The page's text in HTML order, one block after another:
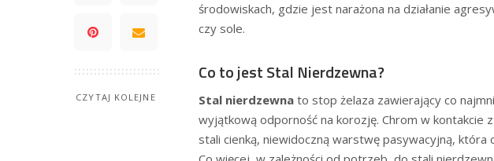
CZYTAJ KOLEJNE
środowiskach, gdzie jest narażona na działanie
czy sole.
Co to jest Stal Nierdzewna?
Stal nierdzewna to stop żelaza zawierający co
wyjątkową odporność na korozję. Chrom w kontakcie
stali cienką, niewidoczną warstwę pasywacyjną,